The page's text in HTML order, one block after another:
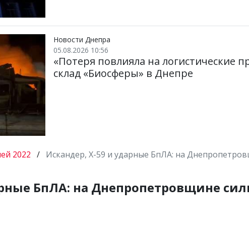
Новости Днепра
05.08.2026 10:56
«Потеря повлияла на логистические
склад «Биосферы» в Днепре
2022 / Искандер, Х-59 и ударные БпЛА: на
БпЛА: на Днепропетровщине